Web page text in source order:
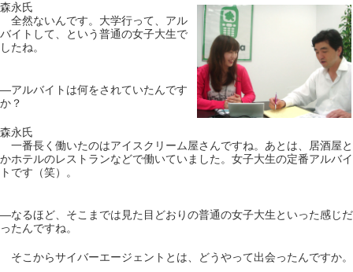
森永氏
全然ないんです。大学行って、アル
バイトして、という普通の女子大生で
したね。
―アルバイトは何をされていたんです
か？
森永氏
一番長く働いたのはアイスクリーム屋さんですね。あとは、居酒屋と
かホテルのレストランなどで働いていました。女子大生の定番アルバイ
トです（笑）。
―なるほど、そこまでは見た目どおりの普通の女子大生といった感じだ
ったんですね。
そこからサイバーエージェントとは、どうやって出会ったんですか。